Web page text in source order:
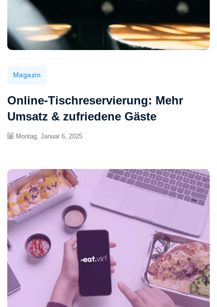
Magazin
Online-Tischreservierung: Mehr
Umsatz & zufriedene Gäste
Montag, Januar 6, 2025